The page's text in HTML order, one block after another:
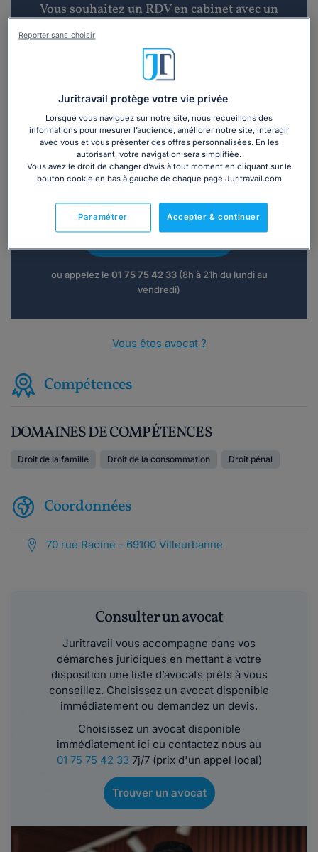
Vous souhaitez un RDV en cabinet avec un
avocat ?
Recevoir des devis d'avocats
3 devis en 48h
téléphone ?
ou appelez le 01 75 75 42 33(8h à 21h du lundi au
vendredi)
Vous êtes avocat ?
Compétences
DOMAINES DE COMPÉTENCES
Droit de la famille Droit de la consommation Droit pénal
Coordonnées
70 rue Racine - 69100 Villeurbanne
Consulter un avocat
Juritravail vous accompagne dans vos
démarches juridiques en mettant à votre
disposition une liste d’avocats prêts à vous
conseillez. Choisissez un avocat disponible
immédiatement ou demandez un devis.
Choisissez un avocat disponible
immédiatement ici ou contactez nous au
01 75 75 42 337j/7 (prix d'un appel local)
Trouver un avocat
Juritravail protège votre vie privée
Lorsque vous naviguez sur notre site, nous recueillons des
informations pour mesurer l’audience, améliorer notre site, interagir
avec vous et vous présenter des offres personnalisées. En les
autorisant, votre navigation sera simplifiée.
Vous avez le droit de changer d’avis à tout moment en cliquant sur le
bouton cookie en bas à gauche de chaque page Juritravail.com
Accepter & continuer
Paramétrer
Reporter sans choisir